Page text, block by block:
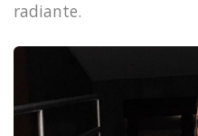
radiante.